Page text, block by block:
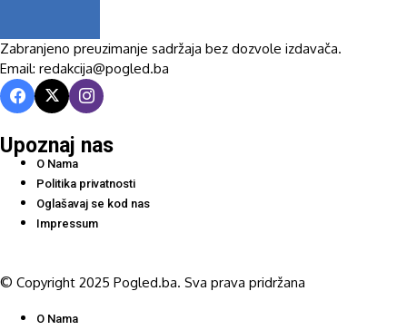
Zabranjeno preuzimanje sadržaja bez dozvole izdavača.
Email: redakcija@pogled.ba
Upoznaj nas
O Nama
Politika privatnosti
Oglašavaj se kod nas
Impressum
© Copyright 2025 Pogled.ba. Sva prava pridržana
O Nama